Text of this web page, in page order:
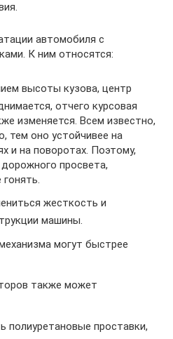
автомобиля с
К ним относятся:
высоты кузова, центр
отчего курсовая
изменяется. Всем известно,
тем оно устойчивее на
и на поворотах. Поэтому,
просвета,
жесткость и
машины.
могут быстрее
также может
полиуретановые проставки,